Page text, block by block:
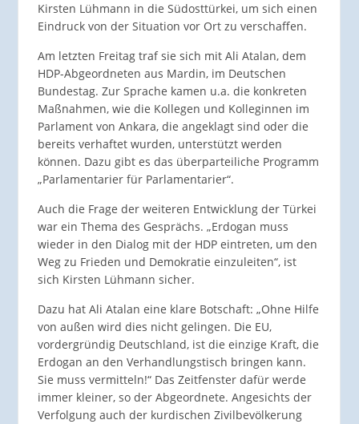
Kirsten Lühmann in die Südosttürkei, um sich einen
Eindruck von der Situation vor Ort zu verschaffen.
Am letzten Freitag traf sie sich mit Ali Atalan, dem
HDP-Abgeordneten aus Mardin, im Deutschen
Bundestag. Zur Sprache kamen u.a. die konkreten
Maßnahmen, wie die Kollegen und Kolleginnen im
Parlament von Ankara, die angeklagt sind oder die
bereits verhaftet wurden, unterstützt werden
können. Dazu gibt es das überparteiliche Programm
„Parlamentarier für Parlamentarier“.
Auch die Frage der weiteren Entwicklung der Türkei
war ein Thema des Gesprächs. „Erdogan muss
wieder in den Dialog mit der HDP eintreten, um den
Weg zu Frieden und Demokratie einzuleiten“, ist
sich Kirsten Lühmann sicher.
Dazu hat Ali Atalan eine klare Botschaft: „Ohne Hilfe
von außen wird dies nicht gelingen. Die EU,
vordergründig Deutschland, ist die einzige Kraft, die
Erdogan an den Verhandlungstisch bringen kann.
Sie muss vermitteln!“ Das Zeitfenster dafür werde
immer kleiner, so der Abgeordnete. Angesichts der
Verfolgung auch der kurdischen Zivilbevölkerung